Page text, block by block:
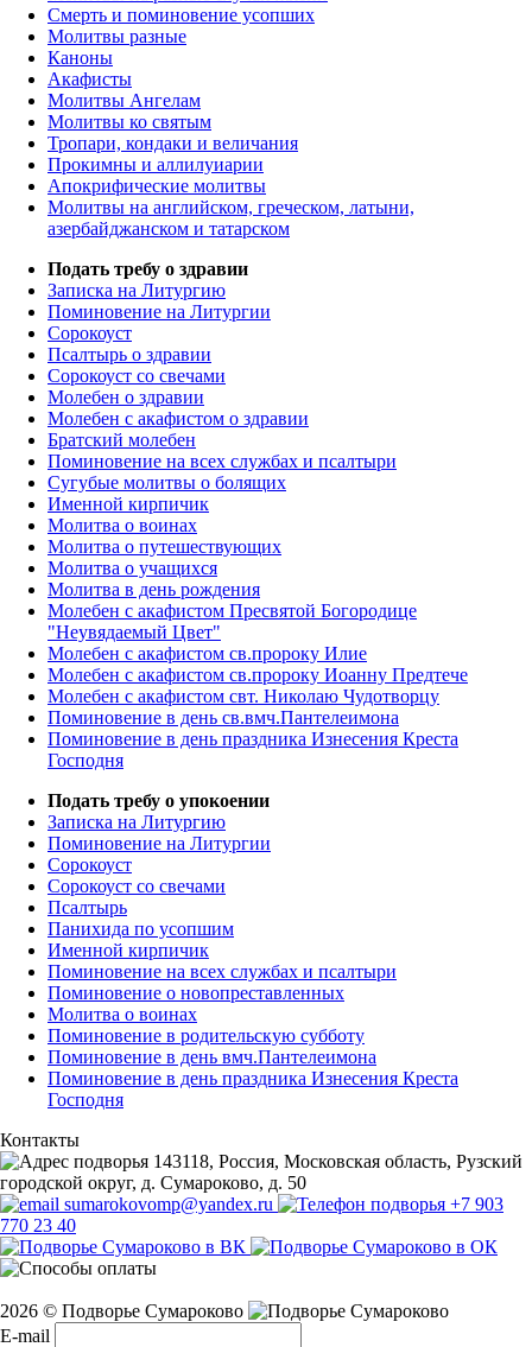
Смерть и поминовение усопших
Молитвы разные
Каноны
Акафисты
Молитвы Ангелам
Молитвы ко святым
Тропари, кондаки и величания
Прокимны и аллилуиарии
Апокрифические молитвы
Молитвы на английском, греческом, латыни,
азербайджанском и татарском
Подать требу о здравии
Записка на Литургию
Поминовение на Литургии
Сорокоуст
Псалтырь о здравии
Сорокоуст со свечами
Молебен о здравии
Молебен с акафистом о здравии
Братский молебен
Поминовение на всех службах и псалтыри
Сугубые молитвы о болящих
Именной кирпичик
Молитва о воинах
Молитва о путешествующих
Молитва о учащихся
Молитва в день рождения
Молебен с акафистом Пресвятой Богородице
"Неувядаемый Цвет"
Молебен с акафистом св.пророку Илие
Молебен с акафистом св.пророку Иоанну Предтече
Молебен с акафистом свт. Николаю Чудотворцу
Поминовение в день св.вмч.Пантелеимона
Поминовение в день праздника Изнесения Креста
Господня
Подать требу о упокоении
Записка на Литургию
Поминовение на Литургии
Сорокоуст
Сорокоуст со свечами
Псалтырь
Панихида по усопшим
Именной кирпичик
Поминовение на всех службах и псалтыри
Поминовение о новопреставленных
Молитва о воинах
Поминовение в родительскую субботу
Поминовение в день вмч.Пантелеимона
Поминовение в день праздника Изнесения Креста
Господня
Контакты
143118, Россия, Московская область, Рузский
городской округ, д. Сумароково, д. 50
sumarokovomp@yandex.ru
+7 903
770 23 40
2026 © Подворье Сумароково
E-mail